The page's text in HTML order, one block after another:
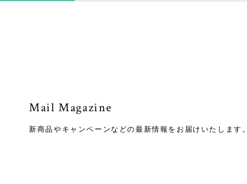
Mail Magazine
新商品やキャンペーンなどの最新情報をお届けいたします。